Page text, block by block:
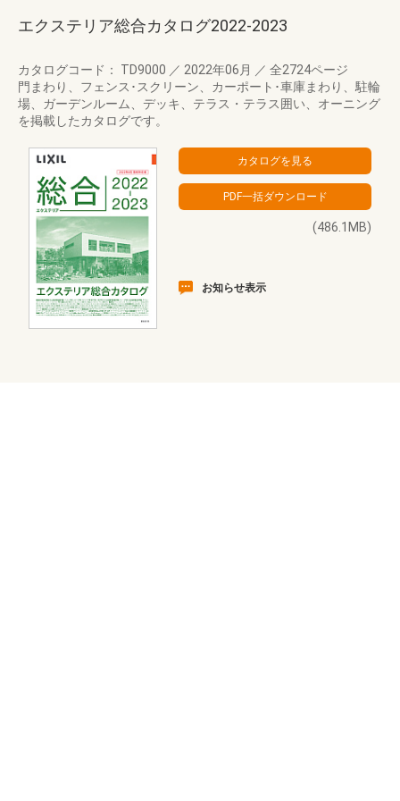
エクステリア総合カタログ2022-2023
カタログコード： TD9000 ／ 2022年06月 ／ 全2724ページ
門まわり、フェンス･スクリーン、カーポート･車庫まわり、駐輪
場、ガーデンルーム、デッキ、テラス・テラス囲い、オーニング
を掲載したカタログです。
(486.1MB)
お知らせ表示